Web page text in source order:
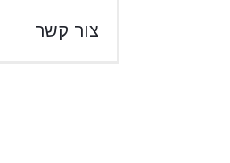
צור קשר